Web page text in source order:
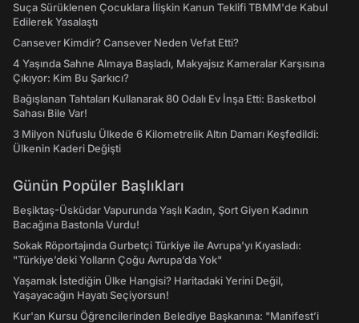
Suça Sürüklenen Çocuklara İlişkin Kanun Teklifi TBMM'de Kabul
Edilerek Yasalaştı
Cansever Kimdir? Cansever Neden Vefat Etti?
4 Yaşında Sahne Almaya Başladı, Makyajsız Kameralar Karşısına
Çıkıyor: Kim Bu Şarkıcı?
Bağışlanan Tahtaları Kullanarak 80 Odalı Ev İnşa Etti: Basketbol
Sahası Bile Var!
3 Milyon Nüfuslu Ülkede 6 Kilometrelik Altın Damarı Keşfedildi:
Ülkenin Kaderi Değişti
Günün Popüler Başlıkları
Beşiktaş-Üsküdar Vapurunda Yaşlı Kadın, Şort Giyen Kadının
Bacağına Bastonla Vurdu!
Sokak Röportajında Gurbetçi Türkiye ile Avrupa'yı Kıyasladı:
"Türkiye’deki Yolların Çoğu Avrupa’da Yok"
Yaşamak İstediğin Ülke Hangisi? Haritadaki Yerini Değil,
Yaşayacağın Hayatı Seçiyorsun!
Kur'an Kursu Öğrencilerinden Belediye Başkanına: "Manifest’i